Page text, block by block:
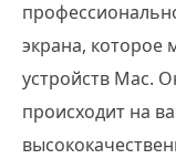
экрана, которое
устройств Mac.
происходит на